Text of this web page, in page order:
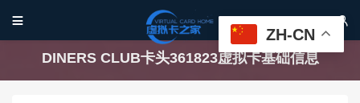
 
DINERS CLUB卡头361823虚拟卡基础信息
ZH-CN